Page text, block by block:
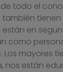
todo el
también
están en
como
Los mayores
nos están